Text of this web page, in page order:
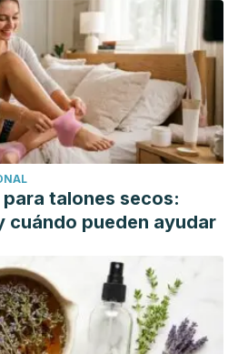
talones secos:
cuándo pueden ayudar